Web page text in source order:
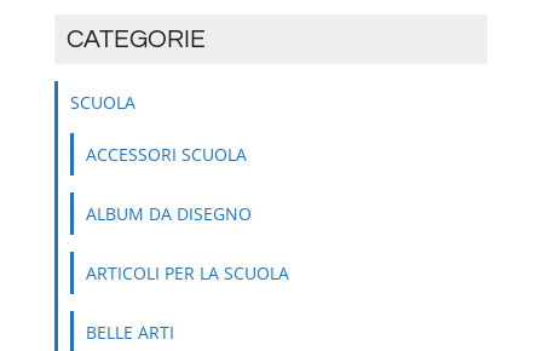
CATEGORIE
SCUOLA
ACCESSORI SCUOLA
ALBUM DA DISEGNO
ARTICOLI PER LA SCUOLA
BELLE ARTI